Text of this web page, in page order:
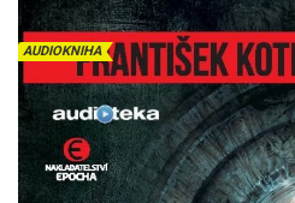
AUDIOKNIHA